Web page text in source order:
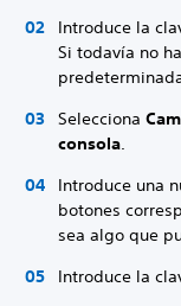
Introduce la
Si todavía no
Selecciona
consola.
Introduce una
botones
sea algo que
Introduce la